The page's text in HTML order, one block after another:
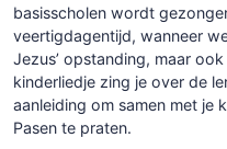
basisscholen wordt
veertigdagentijd, wanneer
Jezus’ opstanding, maar
kinderliedje zing je over de
aanleiding om samen met je
Pasen te praten.